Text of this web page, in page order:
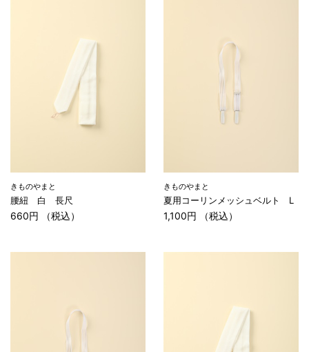
きものやまと
腰紐 白 長尺
660円 （税込）
きものやまと
夏用コーリンメッシュベルト L
1,100円 （税込）